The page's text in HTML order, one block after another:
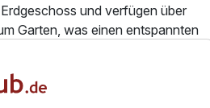
und verfügen über
Garten, was einen entspannten